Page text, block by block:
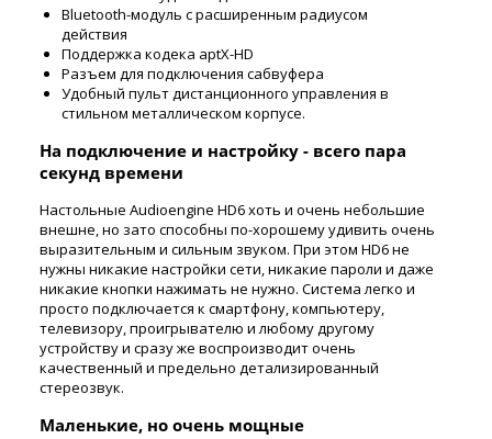
Bluetooth-модуль с расширенным радиусом
действия
Поддержка кодека aptX-HD
Разъем для подключения сабвуфера
Удобный пульт дистанционного управления в
стильном металлическом корпусе.
На подключение и настройку - всего пара
секунд времени
Настольные Audioengine HD6 хоть и очень небольшие
внешне, но зато способны по-хорошему удивить очень
выразительным и сильным звуком. При этом HD6 не
нужны никакие настройки сети, никакие пароли и даже
никакие кнопки нажимать не нужно. Система легко и
просто подключается к смартфону, компьютеру,
телевизору, проигрывателю и любому другому
устройству и сразу же воспроизводит очень
качественный и предельно детализированный
стереозвук.
Маленькие, но очень мощные